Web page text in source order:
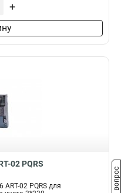
+
02 PQRS
АRT-02 PQRS для